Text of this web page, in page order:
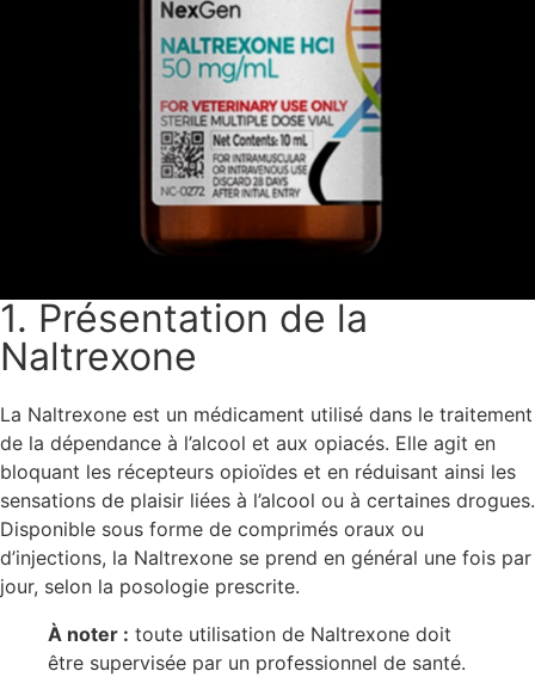
1. Présentation de la
Naltrexone
La Naltrexone est un médicament utilisé dans le traitement
de la dépendance à l’alcool et aux opiacés. Elle agit en
bloquant les récepteurs opioïdes et en réduisant ainsi les
sensations de plaisir liées à l’alcool ou à certaines drogues.
Disponible sous forme de comprimés oraux ou
d’injections, la Naltrexone se prend en général une fois par
jour, selon la posologie prescrite.
À noter : toute utilisation de Naltrexone doit
être supervisée par un professionnel de santé.